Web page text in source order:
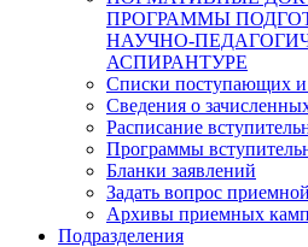
ПРОГРАММЫ
НАУЧНО-
АСПИРАНТУРЕ
Списки поступающих и
Сведения о
Расписание
Программы
Бланки заявлений
Задать вопрос
Архивы приемных
Подразделения